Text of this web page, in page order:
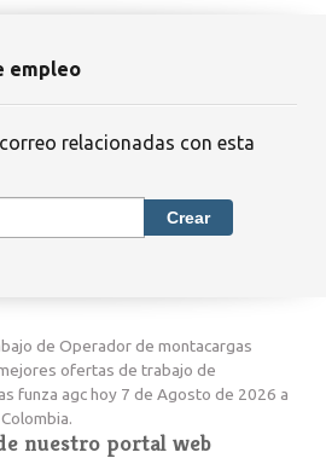
empleo
relacionadas con esta
Crear
de Operador de montacargas
ofertas de trabajo de
funza agc hoy 7 de Agosto de 2026 a
nuestro portal web